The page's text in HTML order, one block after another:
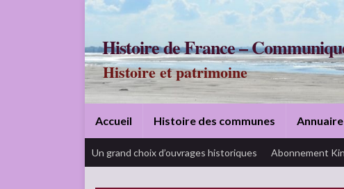
Histoire de France –
Histoire et patrimoine
Accueil Histoire des communes
Un grand choix d’ouvrages historiques Abonnement